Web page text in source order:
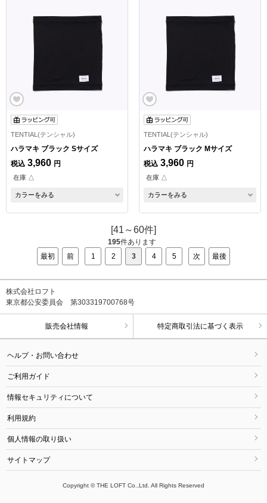
TENTIAL(テンシャル)
ハラマキ ブラック Sサイズ
税込 3,960 円
在庫 △
カラーをみる
TENTIAL(テンシャル)
ハラマキ ブラック Mサイズ
税込 3,960 円
在庫 △
カラーをみる
[41～60件]
195件あります
最初
前 1 2 3 4 5 次 最後
株式会社ロフト
東京都公安委員会 第303319700768号
販売会社情報 特定商取引法に基づく表示
ヘルプ・お問い合わせ
ご利用ガイド
情報セキュリティについて
利用規約
個人情報の取り扱い
サイトマップ
Copyright © THE LOFT Co.,Ltd. All Rights Reserved